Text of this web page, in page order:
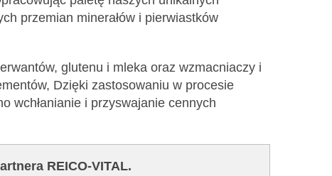
przemian minerałów i pierwiastków
glutenu i mleka oraz wzmacniaczy i
Dzięki zastosowaniu w procesie
wchłanianie i przyswajanie cennych
REICO-VITAL.